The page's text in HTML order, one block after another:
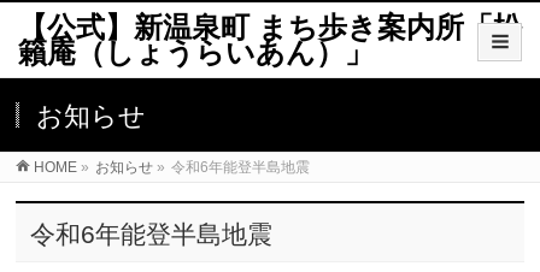
【公式】新温泉町 まち歩き案内所「松
籟庵（しょうらいあん）」
お知らせ
HOME » お知らせ » 令和6年能登半島地震
令和6年能登半島地震